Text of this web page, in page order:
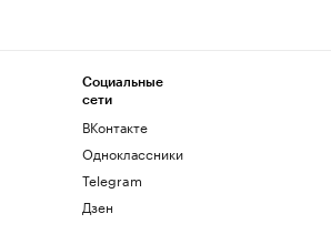
Социальные
сети
ВКонтакте
Одноклассники
Telegram
Дзен